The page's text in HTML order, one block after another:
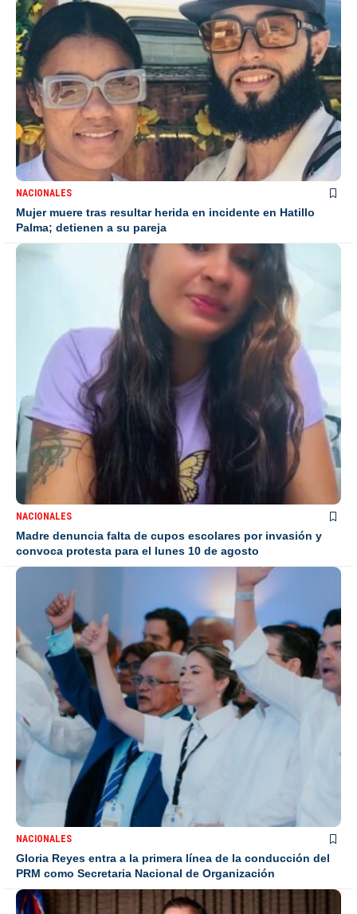
NACIONALES
Mujer muere tras resultar herida en incidente en Hatillo
Palma; detienen a su pareja
NACIONALES
Madre denuncia falta de cupos escolares por invasión y
convoca protesta para el lunes 10 de agosto
NACIONALES
Gloria Reyes entra a la primera línea de la conducción del
PRM como Secretaria Nacional de Organización